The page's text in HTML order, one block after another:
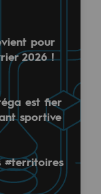
du Salon
tables
pour
2026 !
est fier
sportive
#territoires